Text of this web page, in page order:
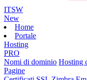
ITSW
New
Home
Portale
Hosting
PRO
Nomi di dominio Hosting
Pagine